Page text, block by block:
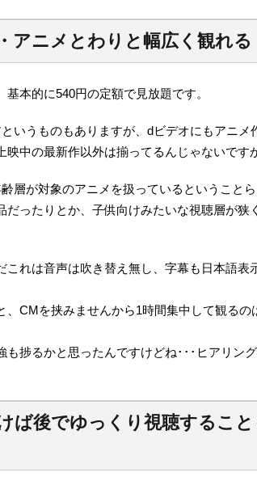
アニメとわりと幅広く観れる
本的に540円の定額で見放題です。
いうものもありますが、dビデオにもアニメ
中の最新作以外は揃ってるんじゃないです
層が対象のアニメを扱っているということ
ったりとか、子供向けみたいな視聴層が狭
これは音声は吹き替え無し、字幕も日本語表
、CMを挟みませんから1時間集中して観るの
捗るかと思ったんですけどね･･･ヒアリン
ば後でゆっくり視聴するこ